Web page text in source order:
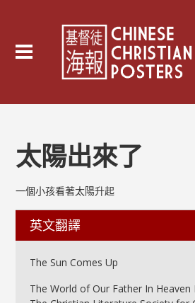
太陽出來了
一個小孩看著太陽升起
英文翻譯
The Sun Comes Up
The World of Our Father In Heaven